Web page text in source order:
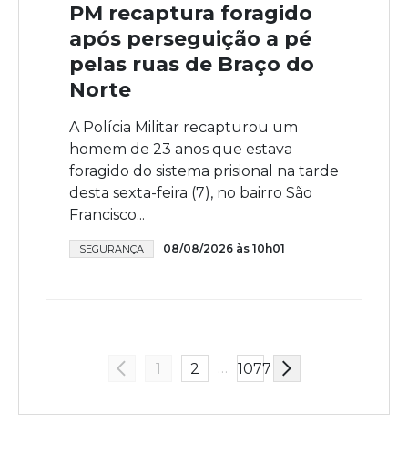
PM recaptura foragido
após perseguição a pé
pelas ruas de Braço do
Norte
A Polícia Militar recapturou um
homem de 23 anos que estava
foragido do sistema prisional na tarde
desta sexta-feira (7), no bairro São
Francisco...
SEGURANÇA 08/08/2026 às 10h01
1 2 … 1077